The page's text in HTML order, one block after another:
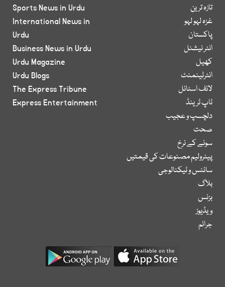
تازہ ترین
غزہ لہو لہو
پاکستان
انٹر نیشنل
کھیل
انٹرٹینمنٹ
لائف اسٹائل
ٹاپ ٹرینڈ
دلچسپ و عجیب
صحت
سونے کے نرخ
پیٹرولیم مصنوعات کی قیمتیں
سائنس و ٹیکنالوجی
بلاگ
بزنس
ویڈیوز
جرائم
Sports News in Urdu
International News in
Urdu
Business News in Urdu
Urdu Magazine
Urdu Blogs
The Express Tribune
Express Entertainment